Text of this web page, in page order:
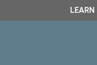
Copyright © 2025LEARN